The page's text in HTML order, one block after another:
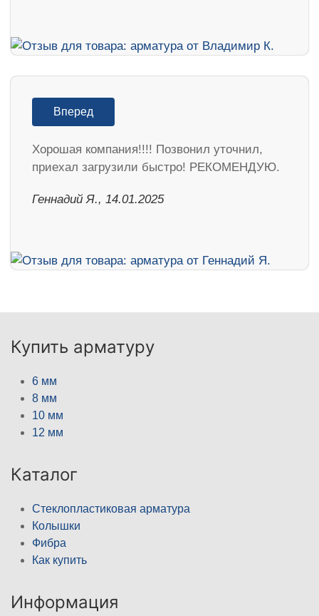
Вперед
Хорошая компания!!!! Позвонил уточнил,
приехал загрузили быстро! РЕКОМЕНДУЮ.
Геннадий Я., 14.01.2025
Купить арматуру
6 мм
8 мм
10 мм
12 мм
Каталог
Стеклопластиковая арматура
Колышки
Фибра
Как купить
Информация